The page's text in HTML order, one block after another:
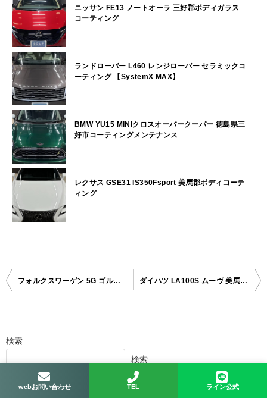
ニッサン FE13 ノートオーラ 三好郡ボディガラス
コーティング
ランドローバー L460 レンジローバー セラミックコ
ーティング 【SystemX MAX】
BMW YU15 MINIクロスオーバークーパー 徳島県三
好市コーティングメンテナンス
レクサス GSE31 IS350Fsport 美馬郡ボディコーテ
ィング
投
ビ
フォルクスワーゲン 5G ゴルフ 三好郡ボディガラスコーティング ダイハツ LA100S ムーヴ 美馬郡ボディガラスコーティング
検索
検索
webお問い合わせ TEL ライン公式